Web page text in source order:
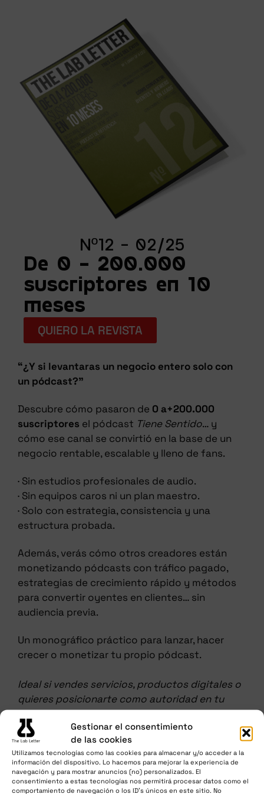
Gestionar el consentimiento
de las cookies
Utilizamos tecnologías como las cookies para almacenar y/o acceder a la
información del dispositivo. Lo hacemos para mejorar la experiencia de
navegación y para mostrar anuncios (no) personalizados. El
consentimiento a estas tecnologías nos permitirá procesar datos como el
comportamiento de navegación o los ID's únicos en este sitio. No
Nº12 - 02/25
De 0 - 200.000
suscriptores en 10
meses
QUIERO LA REVISTA
“¿Y si levantaras un negocio entero solo con
un pódcast?”
Descubre cómo pasaron de 0 a+200.000
suscriptores el pódcast Tiene Sentido… y
cómo ese canal se convirtió en la base de un
negocio rentable, escalable y lleno de fans.
· Sin estudios profesionales de audio.
· Sin equipos caros ni un plan maestro.
· Solo con estrategia, consistencia y una
estructura probada.
Además, verás cómo otros creadores están
monetizando pódcasts con tráfico pagado,
estrategias de crecimiento rápido y métodos
para convertir oyentes en clientes… sin
audiencia previa.
Un monográfico práctico para lanzar, hacer
crecer o monetizar tu propio pódcast.
Ideal si vendes servicios, productos digitales o
quieres posicionarte como autoridad en tu
sector.
VER ÍNDICE